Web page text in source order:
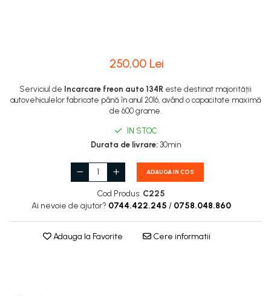
250,00 Lei
Serviciul de Incarcare freon auto 134R este destinat majorității
autovehiculelor fabricate până în anul 2016, având o capacitate maximă
de 600 grame.
IN STOC
Durata de livrare:30min
ADAUGA IN COS
Cod Produs: C225
Ai nevoie de ajutor? 0744.422.245 / 0758.048.860
Adauga la Favorite Cere informatii